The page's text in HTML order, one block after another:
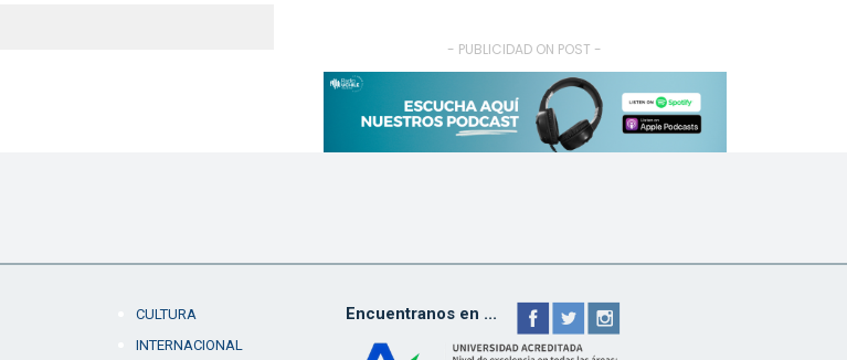
- PUBLICIDAD ON POST -
CULTURA
INTERNACIONAL
Encuentranos en ...